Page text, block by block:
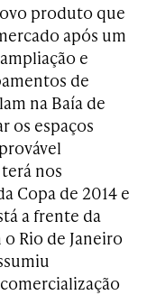
produto que
após um
e
de
na Baía de
os espaços
nos
Copa de 2014 e
a frente da
Rio de Janeiro